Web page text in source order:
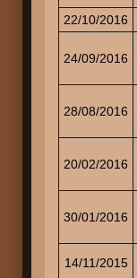
22/10/2016
24/09/2016
28/08/2016
20/02/2016
30/01/2016
14/11/2015